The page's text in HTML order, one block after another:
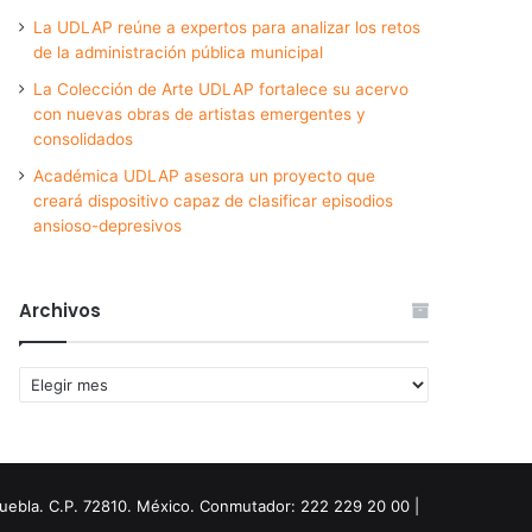
La UDLAP reúne a expertos para analizar los retos
de la administración pública municipal
La Colección de Arte UDLAP fortalece su acervo
con nuevas obras de artistas emergentes y
consolidados
Académica UDLAP asesora un proyecto que
creará dispositivo capaz de clasificar episodios
ansioso-depresivos
Archivos
Archivos
C.P. 72810. México. Conmutador: 222 229 20 00 |